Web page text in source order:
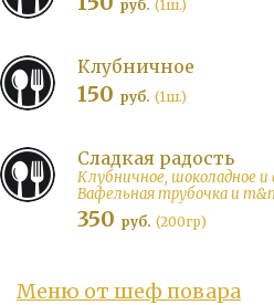
руб. (1ш.)
Клубничное
150 руб. (1ш.)
Сладкая радость
Клубничное, шоколадное и
Вафельная трубочка и
350 руб. (200гр)
Меню от шеф повара